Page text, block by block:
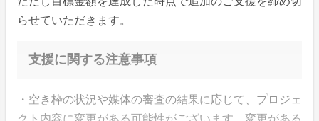
らせていただきます。
支援に関する注意事項
・空き枠の状況や媒体の審査の結果に応じて、プロジェ